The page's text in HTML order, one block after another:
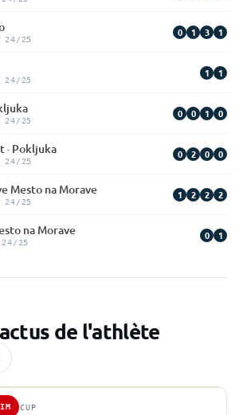
24/25
0 1 3 1
24/25
1 1
24/25
0 0 1 0
· Pokljuka
24/25
0 2 0 0
Mesto na Morave
24/25
1 2 2 2
na Morave
24/25
0 1
de l'athlète
CUP